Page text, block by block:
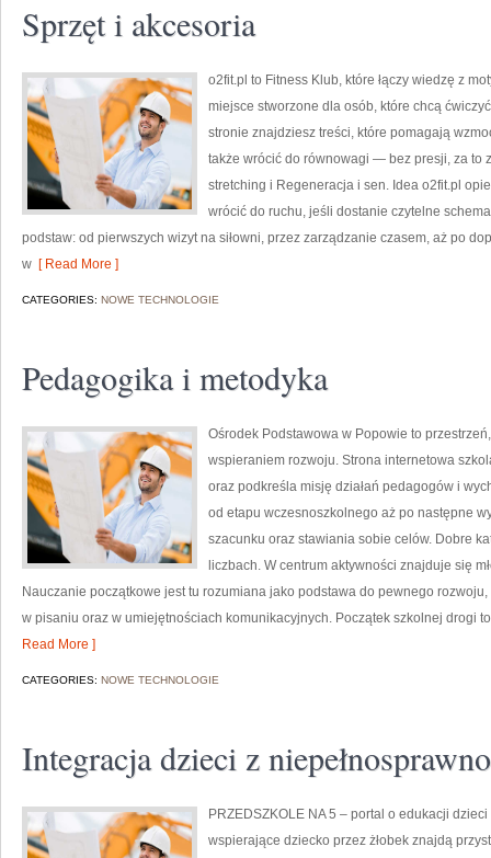
Sprzęt i akcesoria
o2fit.pl to Fitness Klub, które łączy wiedzę z
miejsce stworzone dla osób, które chcą
stronie znajdziesz treści, które pomagają
także wrócić do równowagi — bez presji, za to
stretching i Regeneracja i sen. Idea o2fit.pl
wrócić do ruchu, jeśli dostanie czytelne
podstaw: od pierwszych wizyt na siłowni, przez zarządzanie czasem, aż po
w [ Read More ]
CATEGORIES: NOWE TECHNOLOGIE
Pedagogika i metodyka
Ośrodek Podstawowa w Popowie to
wspieraniem rozwoju. Strona internetowa
oraz podkreśla misję działań pedagogów i
od etapu wczesnoszkolnego aż po następne
szacunku oraz stawiania sobie celów. Dobre
liczbach. W centrum aktywności znajduje się
Nauczanie początkowe jest tu rozumiana jako podstawa do pewnego
w pisaniu oraz w umiejętnościach komunikacyjnych. Początek szkolnej drogi
Read More ]
CATEGORIES: NOWE TECHNOLOGIE
Integracja dzieci z
PRZEDSZKOLE NA 5 – portal o edukacji
wspierające dziecko przez żłobek znajdą